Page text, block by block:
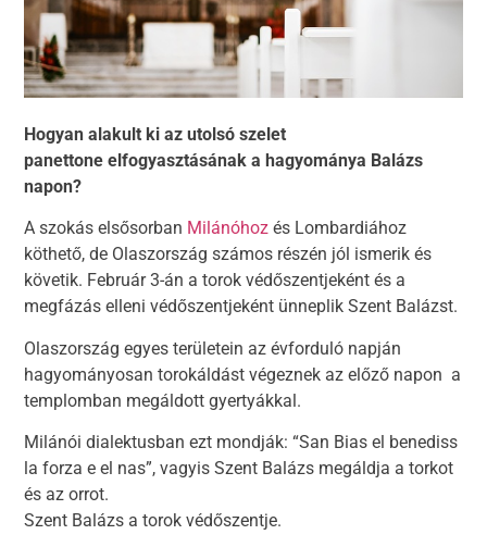
Hogyan alakult ki az utolsó szelet
panettone elfogyasztásának a hagyománya Balázs
napon?
A szokás elsősorban Milánóhoz és Lombardiához
köthető, de Olaszország számos részén jól ismerik és
követik. Február 3-án a torok védőszentjeként és a
megfázás elleni védőszentjeként ünneplik Szent Balázst.
Olaszország egyes területein az évforduló napján
hagyományosan torokáldást végeznek az előző napon a
templomban megáldott gyertyákkal.
Milánói dialektusban ezt mondják: “San Bias el benediss
la forza e el nas”, vagyis Szent Balázs megáldja a torkot
és az orrot.
Szent Balázs a torok védőszentje.